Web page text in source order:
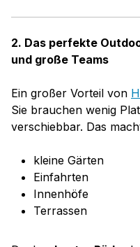
2. Das perfekte
und große Teams
Ein großer Vorteil von
Sie brauchen wenig
verschiebbar. Das
kleine Gärten
Einfahrten
Innenhöfe
Terrassen